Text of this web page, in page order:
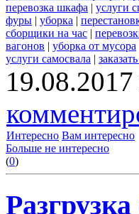
перевозка шкафа | услуги
фуры | уборка |
сборщики на час |
вагонов | уборка от мусора
услуги самосвала |
Интересно Вам интересно
Больше не интересно
(0)